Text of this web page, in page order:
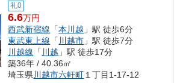
礼0
6.6万円
西武新宿線 「本川越 」駅 徒歩6分
東武東上線 「 川越市 」駅 徒歩7分
川越線 「 川越 」駅 徒歩17分
築36年 / 40.36㎡
埼玉県 川越市六軒町 １丁目1-17-12